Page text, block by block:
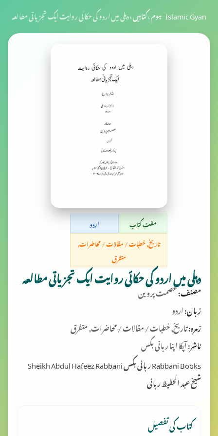
Islamic Gyan ہوم›کتابیں›دہلی میں اردو کی حکائی روایت ایک تجزیاتی مطالعہ
مفت کتاب
اردو
تاریخ, خطبات / مقالات / محاضرات,
متفرق
دہلی میں اردو کی حکائی روایت ایک تجزیاتی مطالعہ
مصنف:عصمت پروین
زبان:اردو
زمرہ:تاریخ, خطبات / مقالات / محاضرات, متفرق
ناشر:آپکا اپنا ربانی بکس
Rabbani Books ربانی بکس Sheikh Abdul Hafeez Rabbani
شیخ عبد الحفیظ ربانی
کتاب کی تفصیل